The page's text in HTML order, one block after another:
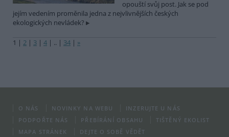
opouští svůj post. Jak se pod
jejím vedením proměnila jedna z nejvlivnějších českých
ekologických nevládek?
1 | 2 | 3 | 4 | .. | 34 | »
O NÁS NOVINKY NA WEBU
INZERUJTE U NÁS
PODPOŘTE NÁS
PŘEBÍRÁNÍ OBSAHU
TIŠTĚNÝ EKOLIST
MAPA STRÁNEK
DEJTE O SOBĚ VĚDĚT